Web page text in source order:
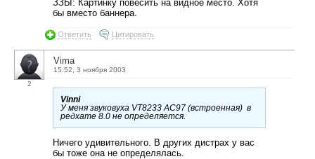
ЗЗЫ: Картинку повесить на видное место. Хотя
бы вместо баннера.
Ответить Цитировать
2
Vima
15:52, 3 ноября 2003
Vinni
У меня звуковуха VT8233 AC97 (встроенная) в
редхате 8.0 не определяется.
Ничего удивительного. В других дистрах у вас
бы тоже она не определялась.